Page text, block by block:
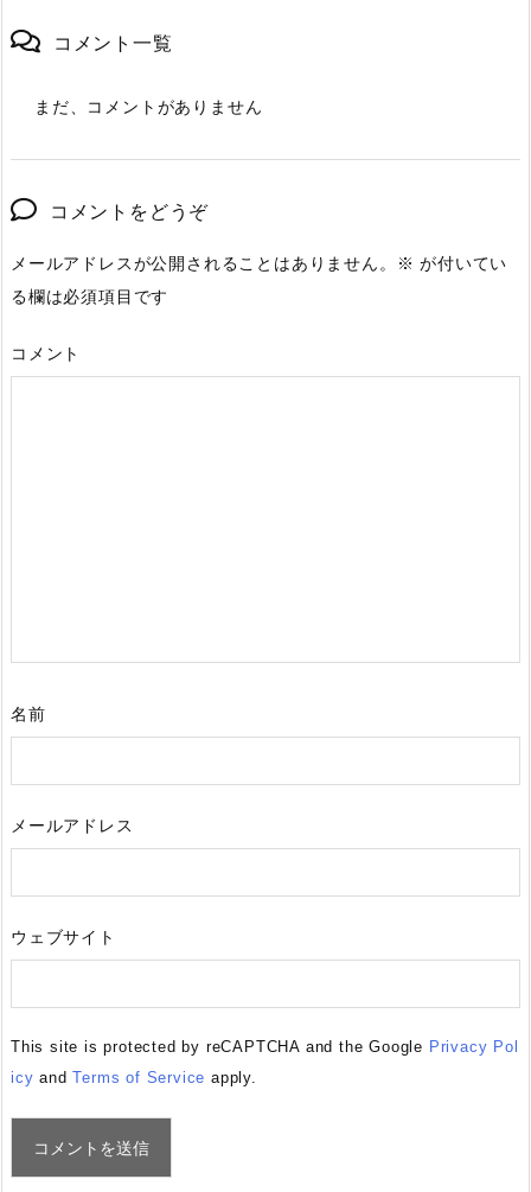
コメント一覧
まだ、コメントがありません
コメントをどうぞ
メールアドレスが公開されることはありません。 ※ が付いてい
る欄は必須項目です
コメント
名前
メールアドレス
ウェブサイト
This site is protected by reCAPTCHA and the Google Privacy Pol
icy andTerms of Service apply.